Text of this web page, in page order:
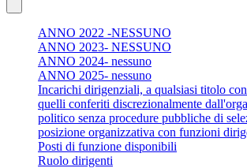
ANNO 2022 -NESSUNO
ANNO 2023- NESSUNO
ANNO 2024- nessuno
ANNO 2025- nessuno
Incarichi dirigenziali, a qualsiasi titolo
quelli conferiti discrezionalmente
politico senza procedure pubbliche di
posizione organizzativa con funzioni
Posti di funzione disponibili
Ruolo dirigenti